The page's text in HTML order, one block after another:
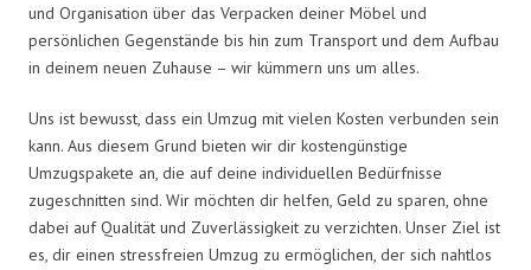
und Organisation über das Verpacken deiner Möbel und
persönlichen Gegenstände bis hin zum Transport und dem Aufbau
in deinem neuen Zuhause – wir kümmern uns um alles.
Uns ist bewusst, dass ein Umzug mit vielen Kosten verbunden sein
kann. Aus diesem Grund bieten wir dir kostengünstige
Umzugspakete an, die auf deine individuellen Bedürfnisse
zugeschnitten sind. Wir möchten dir helfen, Geld zu sparen, ohne
dabei auf Qualität und Zuverlässigkeit zu verzichten. Unser Ziel ist
es, dir einen stressfreien Umzug zu ermöglichen, der sich nahtlos